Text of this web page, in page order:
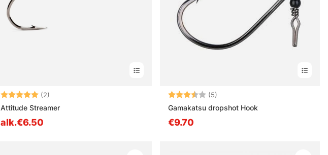
Arvio: (2)
Attitude Streamer
alk.€6.50
Arvio: (5)
Gamakatsu dropshot Hook
€9.70